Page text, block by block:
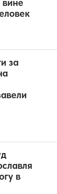
вине
за
в